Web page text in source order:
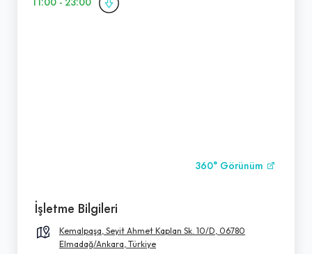
360° Görünüm
İşletme Bilgileri
Kemalpaşa, Seyit Ahmet Kaplan Sk. 10/D, 06780
Elmadağ/Ankara, Türkiye